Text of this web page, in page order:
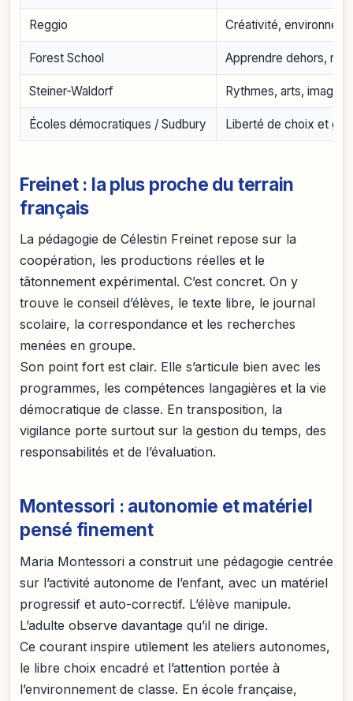
Reggio Créativité,
Forest School Apprendre dehors,
Steiner-Waldorf Rythmes, arts,
Écoles démocratiques / Sudbury Liberté de choix et
Freinet : la plus proche du terrain
français
La pédagogie de Célestin Freinet repose sur la
coopération, les productions réelles et le
tâtonnement expérimental. C’est concret. On y
trouve le conseil d’élèves, le texte libre, le journal
scolaire, la correspondance et les recherches
menées en groupe.
Son point fort est clair. Elle s’articule bien avec les
programmes, les compétences langagières et la vie
démocratique de classe. En transposition, la
vigilance porte surtout sur la gestion du temps, des
responsabilités et de l’évaluation.
Montessori : autonomie et matériel
pensé finement
Maria Montessori a construit une pédagogie centrée
sur l’activité autonome de l’enfant, avec un matériel
progressif et auto-correctif. L’élève manipule.
L’adulte observe davantage qu’il ne dirige.
Ce courant inspire utilement les ateliers autonomes,
le libre choix encadré et l’attention portée à
l’environnement de classe. En école française,